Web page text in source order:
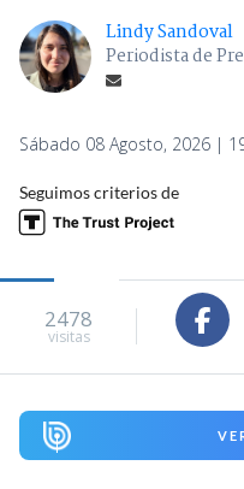
Lindy Sandoval
Periodista de
Sábado 08 Agosto, 2026 |
Seguimos criterios de
2478
visitas